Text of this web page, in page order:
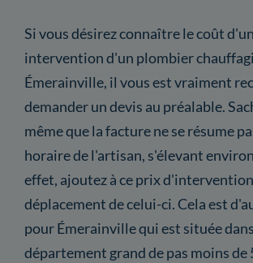
Si vous désirez connaître le coût
intervention d'un plombier
Émerainville, il vous est vraiment
demander un devis au préalable.
même que la facture ne se résume
horaire de l'artisan, s'élevant
effet, ajoutez à ce prix
déplacement de celui-ci. Cela est
pour Émerainville qui est située
département grand de pas moins de